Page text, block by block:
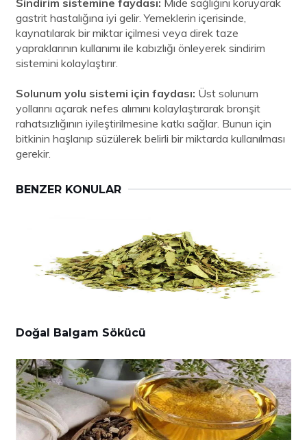
gastrit hastalığına iyi gelir. Yemeklerin içerisinde,
kaynatılarak bir miktar içilmesi veya direk taze
yapraklarının kullanımı ile kabızlığı önleyerek sindirim
sistemini kolaylaştırır.
Solunum yolu sistemi için faydası: Üst solunum
yollarını açarak nefes alımını kolaylaştırarak bronşit
rahatsızlığının iyileştirilmesine katkı sağlar. Bunun için
bitkinin haşlanıp süzülerek belirli bir miktarda kullanılması
gerekir.
BENZER KONULAR
Doğal Balgam Sökücü